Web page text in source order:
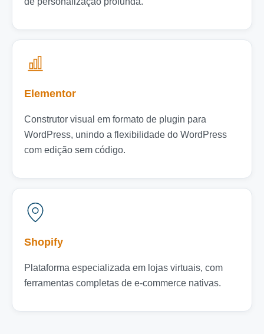
Elementor
Construtor visual em formato de plugin para
WordPress, unindo a flexibilidade do WordPress
com edição sem código.
Shopify
Plataforma especializada em lojas virtuais, com
ferramentas completas de e-commerce nativas.